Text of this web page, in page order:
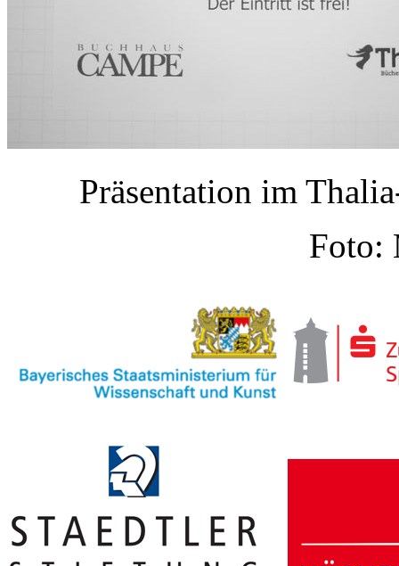
Präsentation im
Foto: